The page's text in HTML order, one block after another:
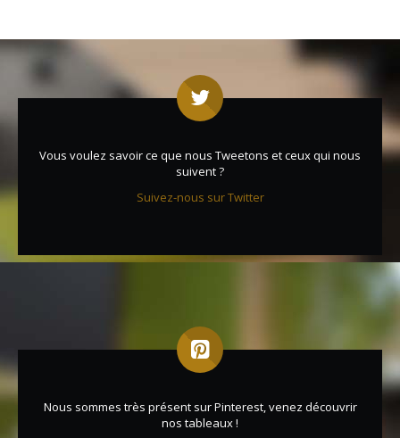
Vous voulez savoir ce que nous Tweetons et ceux qui nous
suivent ?
Suivez-nous sur Twitter
Nous sommes très présent sur Pinterest, venez découvrir
nos tableaux !